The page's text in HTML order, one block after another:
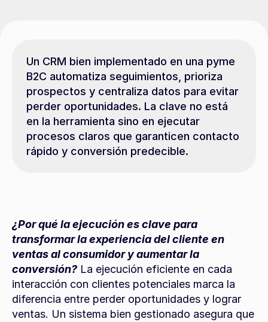
Un CRM bien implementado en una pyme
B2C automatiza seguimientos, prioriza
prospectos y centraliza datos para evitar
perder oportunidades. La clave no está
en la herramienta sino en ejecutar
procesos claros que garanticen contacto
rápido y conversión predecible.
¿Por qué la ejecución es clave para
transformar la experiencia del cliente en
ventas al consumidor y aumentar la
conversión? La ejecución eficiente en cada
interacción con clientes potenciales marca la
diferencia entre perder oportunidades y lograr
ventas. Un sistema bien gestionado asegura que